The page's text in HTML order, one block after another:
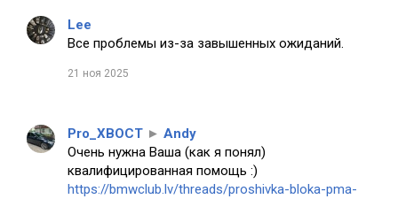
Lee
Все проблемы из-за завышенных ожиданий.
21 ноя 2025
Pro_XBOCT ► Andy
Очень нужна Ваша (как я понял)
квалифицированная помощь :)
https://bmwclub.lv/threads/proshivka-bloka-pma-